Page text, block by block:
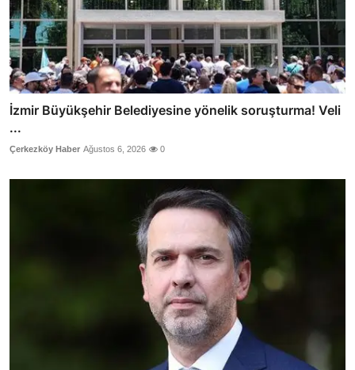
İzmir Büyükşehir Belediyesine yönelik soruşturma! Veli
...
Çerkezköy Haber Ağustos 6, 2026 0